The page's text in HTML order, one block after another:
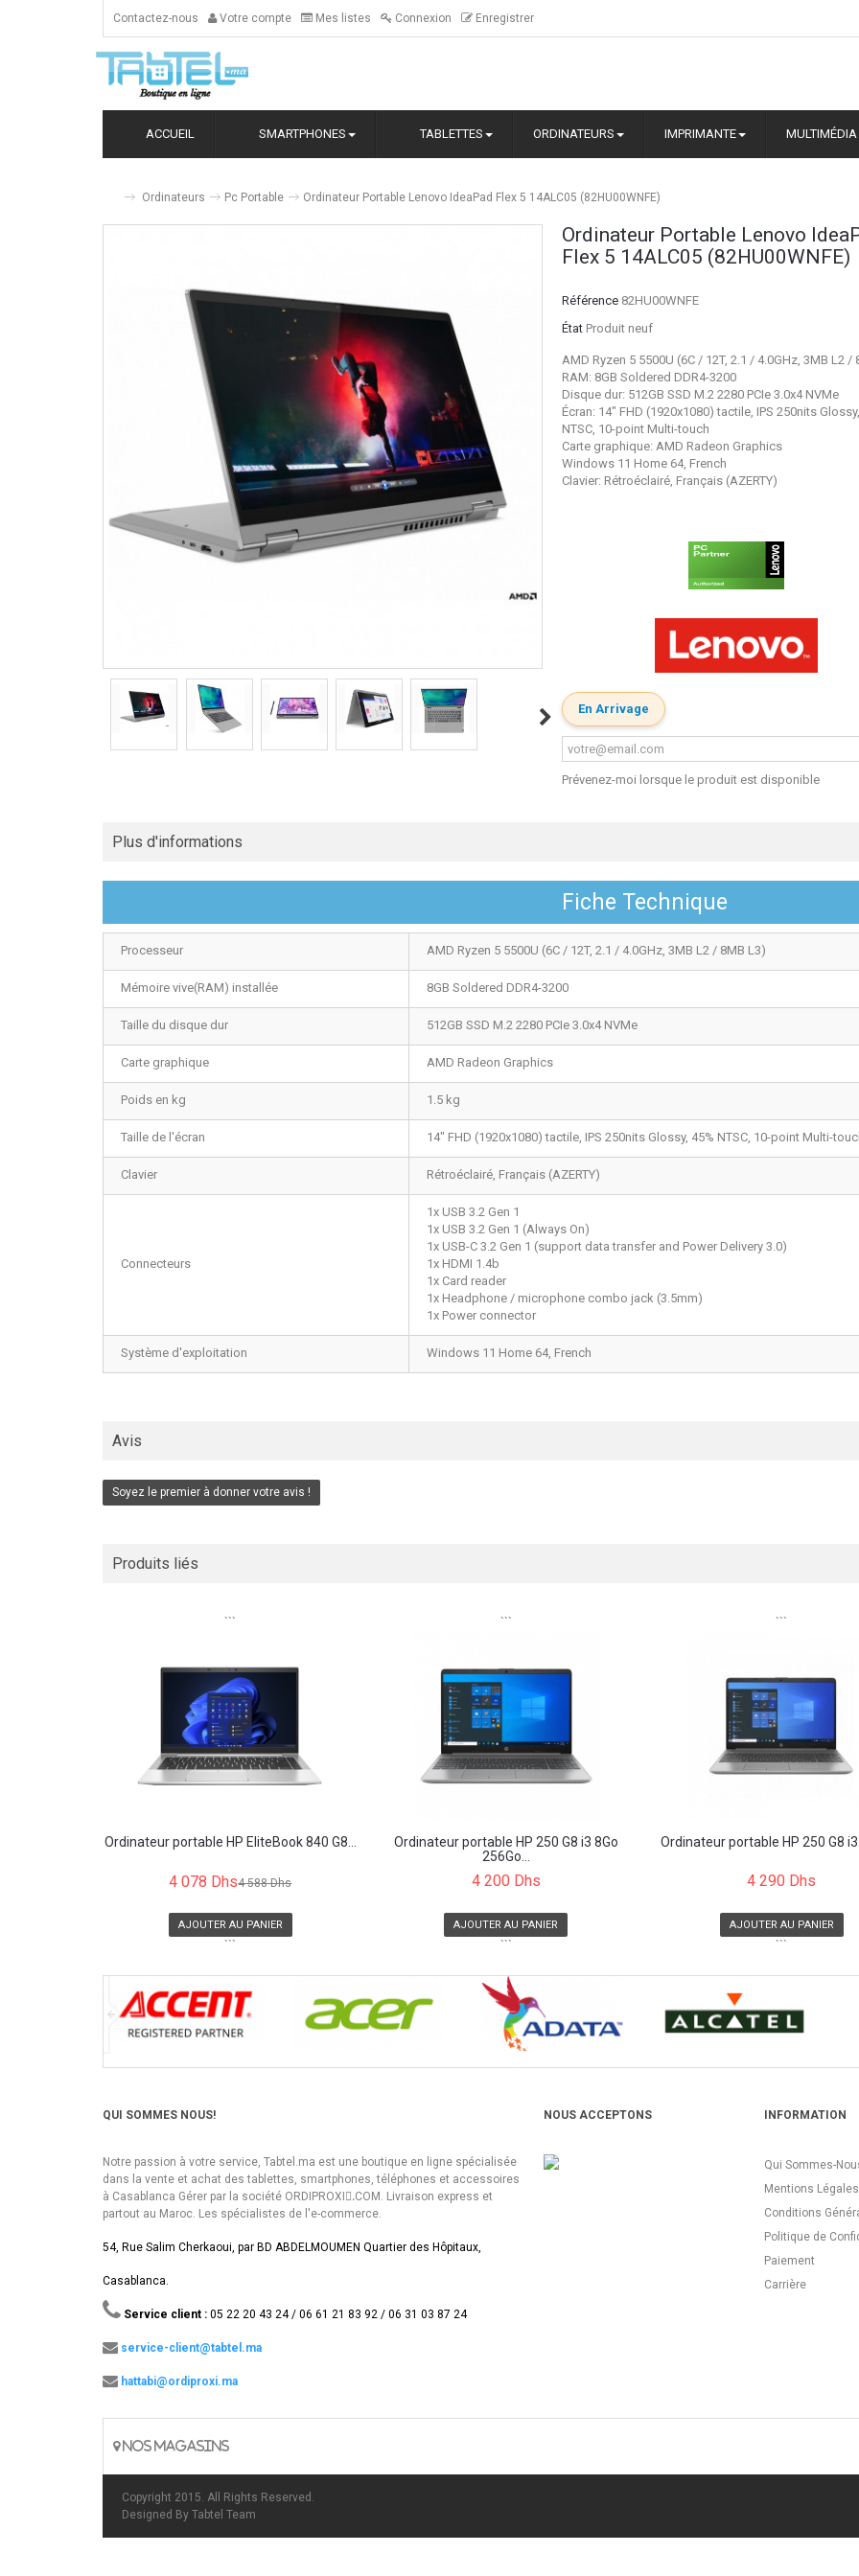
Contactez-nous Votre compte Mes listes Connexion Enregistrer
ACCUEIL SMARTPHONES TABLETTES ORDINATEURS IMPRIMANTE MULTIMÉDIA
Ordinateurs Pc Portable Ordinateur Portable Lenovo IdeaPad Flex 5 14ALC05 (82HU00WNFE)
Ordinateur Portable Lenovo
Flex 5 14ALC05 (82HU00WNFE)
Référence 82HU00WNFE
État Produit neuf
AMD Ryzen 5 5500U (6C / 12T, 2.1 / 4.0GHz, 3MB L2 /
RAM: 8GB Soldered DDR4-3200
Disque dur: 512GB SSD M.2 2280 PCIe 3.0x4 NVMe
Écran: 14" FHD (1920x1080) tactile, IPS 250nits
NTSC, 10-point Multi-touch
Carte graphique: AMD Radeon Graphics
Windows 11 Home 64, French
Clavier: Rétroéclairé, Français (AZERTY)
En Arrivage
Prévenez-moi lorsque le produit est disponible
Plus d'informations
Fiche Technique
Processeur AMD Ryzen 5 5500U (6C / 12T, 2.1 / 4.0GHz, 3MB L2 / 8MB L3)
Mémoire vive(RAM) installée 8GB Soldered DDR4-3200
Taille du disque dur 512GB SSD M.2 2280 PCIe 3.0x4 NVMe
Carte graphique AMD Radeon Graphics
Poids en kg 1.5 kg
Taille de l'écran 14" FHD (1920x1080) tactile, IPS 250nits Glossy, 45% NTSC, 10-point Multi-
Clavier Rétroéclairé, Français (AZERTY)
Connecteurs
1x USB 3.2 Gen 1
1x USB 3.2 Gen 1 (Always On)
1x USB-C 3.2 Gen 1 (support data transfer and Power Delivery 3.0)
1x HDMI 1.4b
1x Card reader
1x Headphone / microphone combo jack (3.5mm)
1x Power connector
Système d'exploitation Windows 11 Home 64, French
Avis
Soyez le premier à donner votre avis !
Produits liés
```
Ordinateur portable HP EliteBook 840 G8...
4 078 Dhs4 588 Dhs
AJOUTER AU PANIER
```
```
Ordinateur portable HP 250 G8 i3 8Go
256Go...
4 200 Dhs
AJOUTER AU PANIER
```
```
Ordinateur portable HP 250 G8
4 290 Dhs
AJOUTER AU PANIER
```
QUI SOMMES NOUS!
Notre passion à votre service, Tabtel.ma est une boutique en ligne spécialisée
dans la vente et achat des tablettes, smartphones, téléphones et accessoires
à Casablanca Gérer par la société ORDIPROXI.ِCOM. Livraison express et
partout au Maroc. Les spécialistes de l'e-commerce.
54, Rue Salim Cherkaoui, par BD ABDELMOUMEN Quartier des Hôpitaux,
Casablanca.
Service client : 05 22 20 43 24 / 06 61 21 83 92 / 06 31 03 87 24
service-client@tabtel.ma
hattabi@ordiproxi.ma
NOUS ACCEPTONS INFORMATION
Qui Sommes-
Mentions Légales
Conditions
Politique de
Paiement
Carrière
NOS MAGASINS
Copyright 2015. All Rights Reserved.
Designed By Tabtel Team